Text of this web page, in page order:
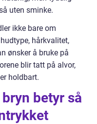
uten sminke.
ikke bare om
hårkvalitet,
ønsker å bruke på
blir tatt på alvor,
holdbart.
betyr så